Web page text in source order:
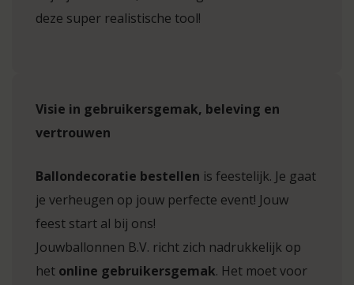
deze super realistische tool!
Visie in gebruikersgemak, beleving en
vertrouwen
Ballondecoratie bestellen is feestelijk. Je gaat
je verheugen op jouw perfecte event! Jouw
feest start al bij ons!
Jouwballonnen B.V. richt zich nadrukkelijk op
het online gebruikersgemak. Het moet voor